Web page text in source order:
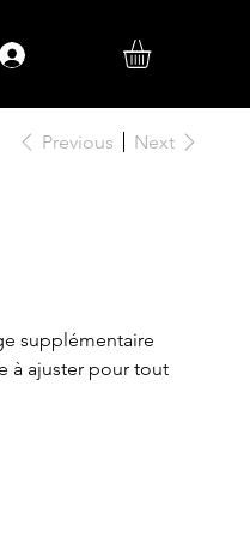
Previous Next
supplémentaire
à ajuster pour tout